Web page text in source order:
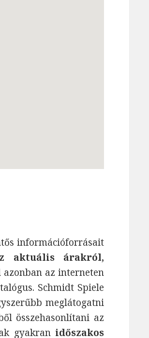
információforrásait
aktuális árakról,
azonban az interneten
Schmidt Spiele
meglátogatni
összehasonlítani az
gyakran időszakos